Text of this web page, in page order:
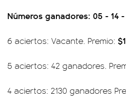
Números ganadores: 05 - 14
6 aciertos: Vacante. Premio:
5 aciertos: 42 ganadores.
4 aciertos: 2130 ganadores